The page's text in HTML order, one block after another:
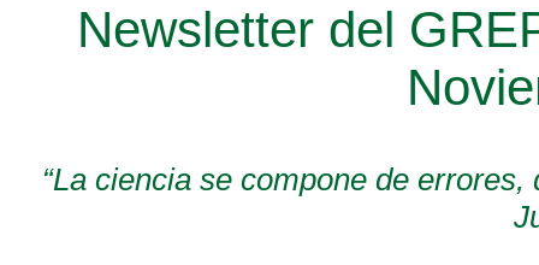
Newsletter del
“La ciencia se compone de errores,